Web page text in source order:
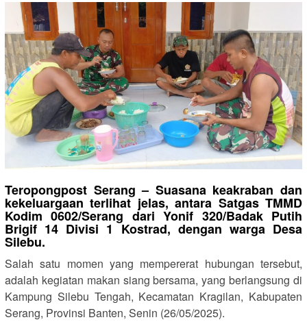
Teropongpost Serang – Suasana keakraban dan
kekeluargaan terlihat jelas, antara Satgas TMMD
Kodim 0602/Serang dari Yonif 320/Badak Putih
Brigif 14 Divisi 1 Kostrad, dengan warga Desa
Silebu.
Salah satu momen yang mempererat hubungan tersebut,
adalah kegiatan makan siang bersama, yang berlangsung di
Kampung Silebu Tengah, Kecamatan Kragilan, Kabupaten
Serang, Provinsi Banten, Senin (26/05/2025).